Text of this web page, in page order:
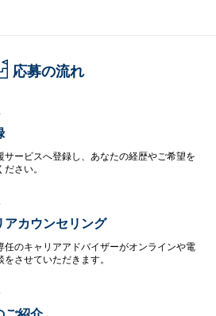
応募の流れ
サービスへ登録し、あなたの経歴やご希望を
ださい。
アカウンセリング
任のキャリアアドバイザーがオンラインや電
をさせていただきます。